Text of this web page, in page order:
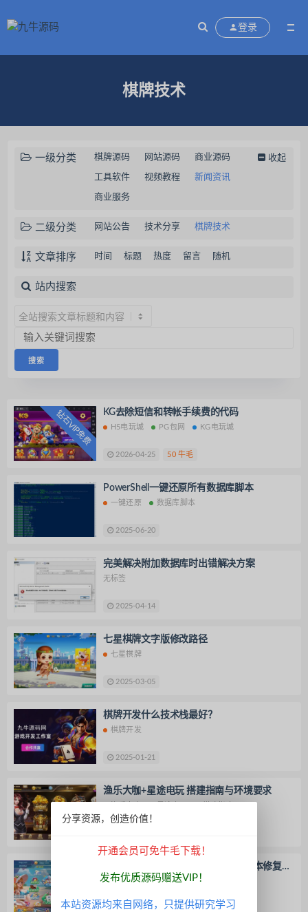
登录
棋牌技术
一级分类 棋牌源码 网站源码 商业源码
工具软件 视频教程 新闻资讯
商业服务
收起
二级分类 网站公告 技术分享 棋牌技术
文章排序 时间 标题 热度 留言 随机
站内搜索
钻石VIP免费 KG去除短信和转帐手续费的代码
H5电玩城 PG包网 KG电玩城
2026-04-25 50 牛毛
PowerShell一键还原所有数据库脚本
一键还原 数据库脚本
2025-06-20
完美解决附加数据库时出错解决方案
无标签
2025-04-14
七星棋牌文字版修改路径
七星棋牌
2025-03-05
棋牌开发什么技术栈最好？
棋牌开发
2025-01-21
渔乐大咖+星途电玩 搭建指南与环境要求
乐博互娱转账问题修复：通过SQL脚本修复负
数转账问题
乐博互娱
2024-12-28 50 牛毛
分享资源，创造价值！
开通会员可免牛毛下载！
发布优质源码赠送VIP！
本站资源均来自网络，只提供研究学习